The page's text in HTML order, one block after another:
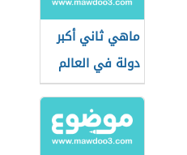
ماهي ثاني أكبر
دولة في العالم